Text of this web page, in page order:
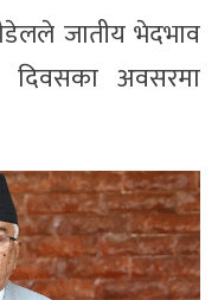
जातीय भेदभाव
दिवसका अवसरमा